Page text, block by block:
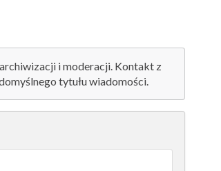
i moderacji. Kontakt z
tytułu wiadomości.